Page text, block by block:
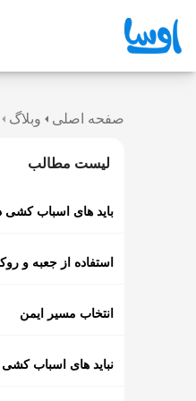
صفحه اصلی وبلاگ
لیست مطالب
باید های اسباب کشی
استفاده از جعبه و
انتخاب مسیر ایمن
نباید های اسباب